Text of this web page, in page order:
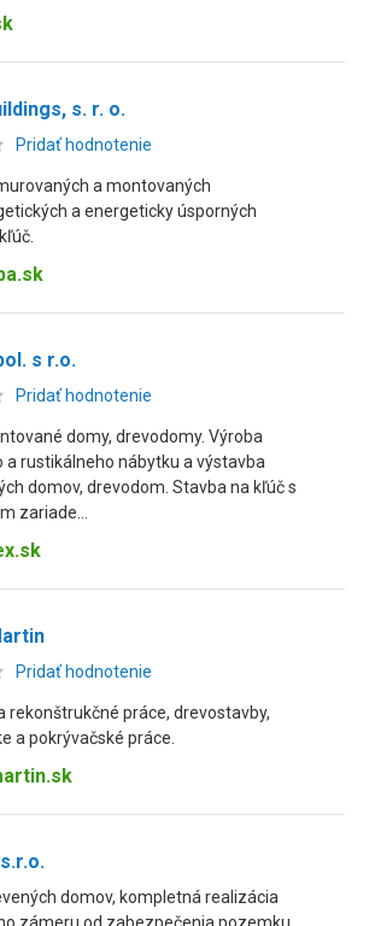
s. r. o.
Pridať hodnotenie
a montovaných
a energeticky úsporných
s r.o.
Pridať hodnotenie
domy, drevodomy. Výroba
a rustikálneho nábytku a výstavba
domov, drevodom. Stavba na kľúč s
zariade...
Pridať hodnotenie
rekonštrukčné práce, drevostavby,
a pokrývačské práce.
domov, kompletná realizácia